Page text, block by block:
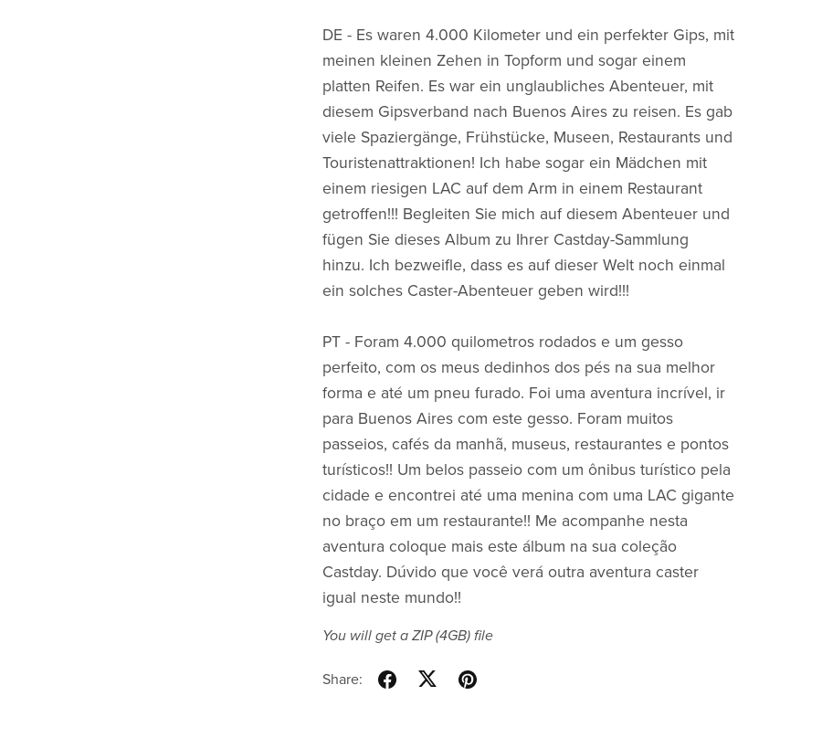
DE - Es waren 4.000 Kilometer und ein perfekter Gips, mit
meinen kleinen Zehen in Topform und sogar einem
platten Reifen. Es war ein unglaubliches Abenteuer, mit
diesem Gipsverband nach Buenos Aires zu reisen. Es gab
viele Spaziergänge, Frühstücke, Museen, Restaurants und
Touristenattraktionen! Ich habe sogar ein Mädchen mit
einem riesigen LAC auf dem Arm in einem Restaurant
getroffen!!! Begleiten Sie mich auf diesem Abenteuer und
fügen Sie dieses Album zu Ihrer Castday-Sammlung
hinzu. Ich bezweifle, dass es auf dieser Welt noch einmal
ein solches Caster-Abenteuer geben wird!!!
PT - Foram 4.000 quilometros rodados e um gesso
perfeito, com os meus dedinhos dos pés na sua melhor
forma e até um pneu furado. Foi uma aventura incrível, ir
para Buenos Aires com este gesso. Foram muitos
passeios, cafés da manhã, museus, restaurantes e pontos
turísticos!! Um belos passeio com um ônibus turístico pela
cidade e encontrei até uma menina com uma LAC gigante
no braço em um restaurante!! Me acompanhe nesta
aventura coloque mais este álbum na sua coleção
Castday. Dúvido que você verá outra aventura caster
igual neste mundo!!
You will get a ZIP(4GB)file
Share: